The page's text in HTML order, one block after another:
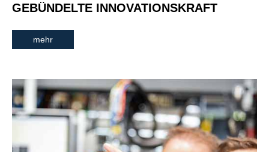
GEBÜNDELTE INNOVATIONSKRAFT
mehr